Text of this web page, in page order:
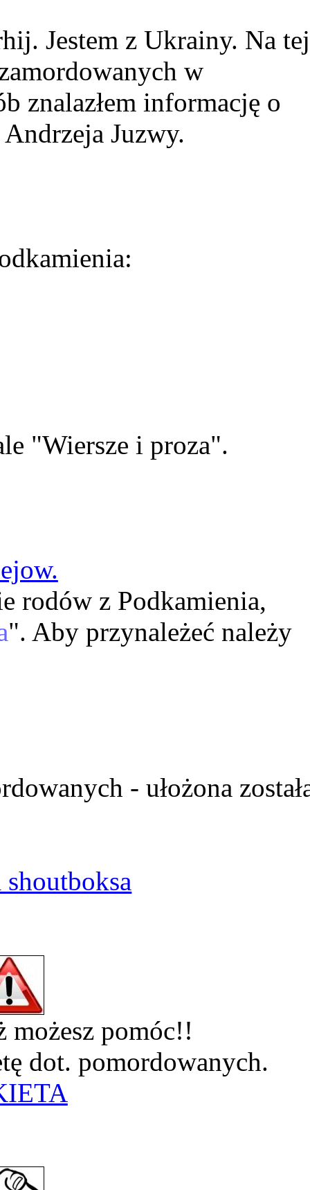
Jestem z Ukrainy. Na tej
w
znalazłem informację o
Juzwy.
"Wiersze i proza".
rodów z Podkamienia,
". Aby przynależeć należy
- ułożona
możesz pomóc!!
dot. pomordowanych.